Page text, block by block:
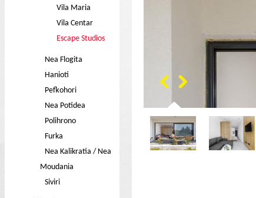
Vila Maria
Vila Centar
Escape Studios
Nea Flogita
Hanioti
Pefkohori
Nea Potidea
Polihrono
Furka
Nea Kalikratia / Nea
Moudania
Siviri